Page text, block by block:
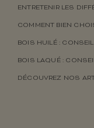
ENTRETENIR LES
COMMENT BIEN
BOIS HUILÉ : CONSEIL
BOIS LAQUÉ :
DÉCOUVREZ NOS